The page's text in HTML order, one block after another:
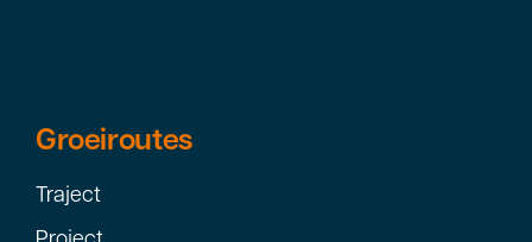
Groeiroutes
Traject
Project